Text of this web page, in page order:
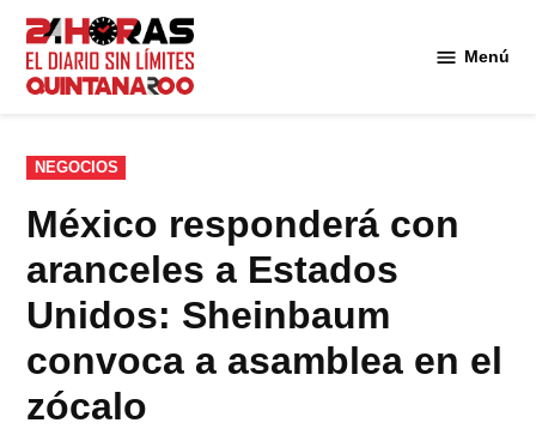
Saltar
contenido
Menú
PUBLICADO
EN
NEGOCIOS
México responderá con
aranceles a Estados
Unidos: Sheinbaum
convoca a asamblea en el
zócalo